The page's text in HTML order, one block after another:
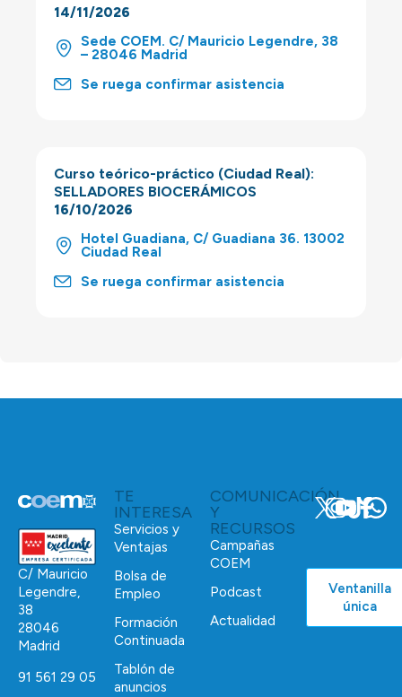
14/11/2026
Sede COEM. C/ Mauricio Legendre, 38
– 28046 Madrid
Se ruega confirmar asistencia
Curso teórico-práctico (Ciudad Real):
SELLADORES BIOCERÁMICOS
16/10/2026
Hotel Guadiana, C/ Guadiana 36. 13002
Ciudad Real
Se ruega confirmar asistencia
C/ Mauricio
Legendre,
38
28046
Madrid
91 561 29 05
TE
INTERESA
Servicios y
Ventajas
Bolsa de
Empleo
Formación
Continuada
Tablón de
anuncios
COMUNICACIÓN
Y
RECURSOS
Campañas
COEM
Podcast
Actualidad
Ventanilla
única